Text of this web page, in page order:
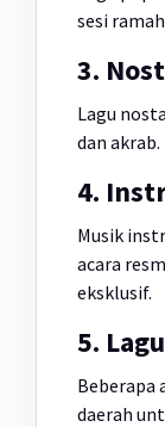
sesi
3.
Lagu
dan akrab.
4.
Musik
acara
eksklusif.
5.
Beberapa
daerah